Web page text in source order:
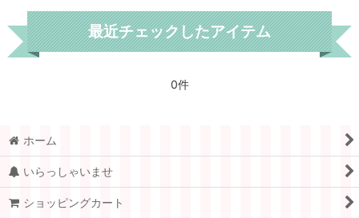
最近チェックしたアイテム
0件
ホーム
いらっしゃいませ
ショッピングカート